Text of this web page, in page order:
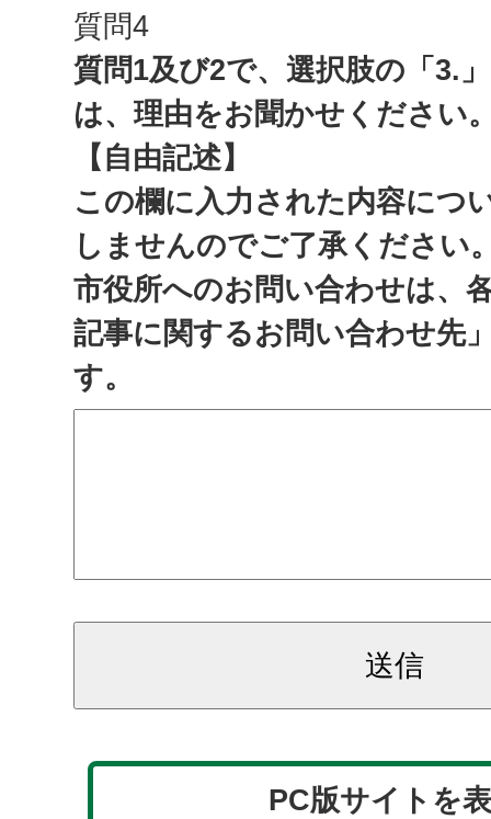
質問4
質問1及び2で、選択肢の「3.
は、理由をお聞かせください
【自由記述】
この欄に入力された内容につ
しませんのでご了承ください
市役所へのお問い合わせは、
記事に関するお問い合わせ先
す。
PC版サイトを